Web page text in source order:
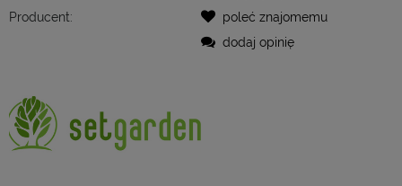
Producent:
poleć znajomemu
dodaj opinię